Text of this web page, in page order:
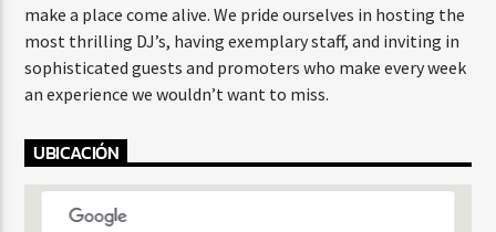
make a place come alive. We pride ourselves in hosting the
most thrilling DJ’s, having exemplary staff, and inviting in
sophisticated guests and promoters who make every week
an experience we wouldn’t want to miss.
UBICACIÓN